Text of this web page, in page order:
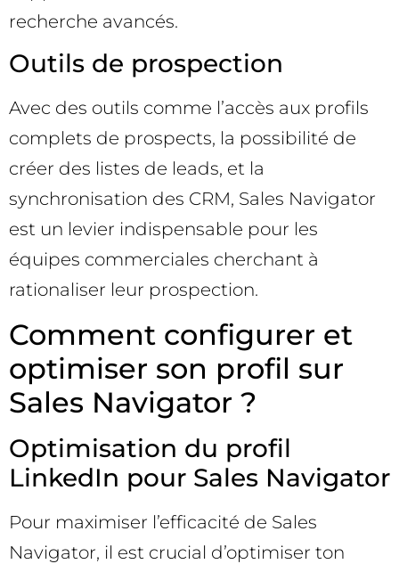
recherche avancés.
Outils de prospection
Avec des outils comme l’accès aux profils
complets de prospects, la possibilité de
créer des listes de leads, et la
synchronisation des CRM, Sales Navigator
est un levier indispensable pour les
équipes commerciales cherchant à
rationaliser leur prospection.
Comment configurer et
optimiser son profil sur
Sales Navigator ?
Optimisation du profil
LinkedIn pour Sales Navigator
Pour maximiser l’efficacité de Sales
Navigator, il est crucial d’optimiser ton